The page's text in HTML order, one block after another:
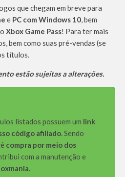
que chegam em breve para
e PC com Windows 10, bem
Xbox Game Pass! Para ter mais
bem como suas pré-vendas (se
títulos.
estão sujeitas a alterações.
listados possuem um link
código afiliado. Sendo
compra por meio dos
com a manutenção e
.